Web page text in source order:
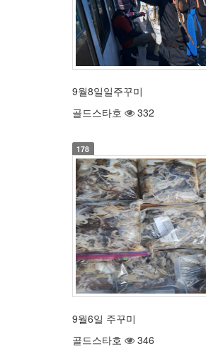
9월8일일주꾸미
골드스타호
332
178
9월6일 주꾸미
골드스타호
346